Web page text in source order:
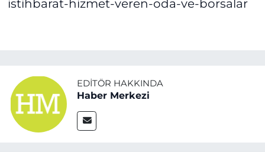
istihbarat-hizmet-veren-oda-ve-borsalar
EDITÖR HAKKINDA
Haber Merkezi